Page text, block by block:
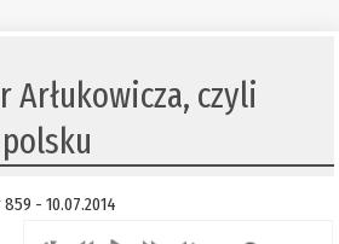
Arłukowicza, czyli
- 10.07.2014